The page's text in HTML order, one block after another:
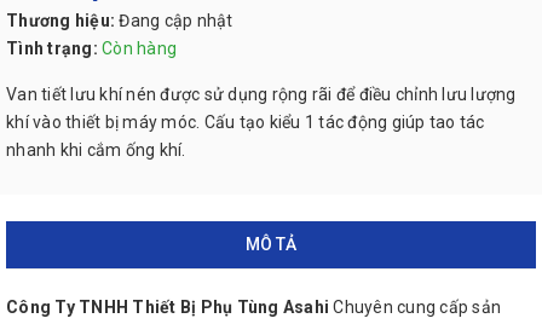
Thương hiệu: Đang cập nhật
Tình trạng: Còn hàng
Van tiết lưu khí nén được sử dụng rộng rãi để điều chỉnh lưu lượng
khí vào thiết bị máy móc. Cấu tạo kiểu 1 tác động giúp tao tác
nhanh khi cắm ống khí.
MÔ TẢ
Công Ty TNHH Thiết Bị Phụ Tùng Asahi Chuyên cung cấp sản